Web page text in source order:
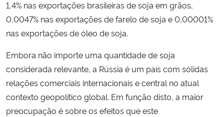
1,4% nas exportações brasileiras de soja em grãos,
0,0047% nas exportações de farelo de soja e 0,00001%
nas exportações de óleo de soja.
Embora não importe uma quantidade de soja
considerada relevante, a Rússia é um país com sólidas
relações comerciais internacionais e central no atual
contexto geopolítico global. Em função disto, a maior
preocupação é sobre os efeitos que este